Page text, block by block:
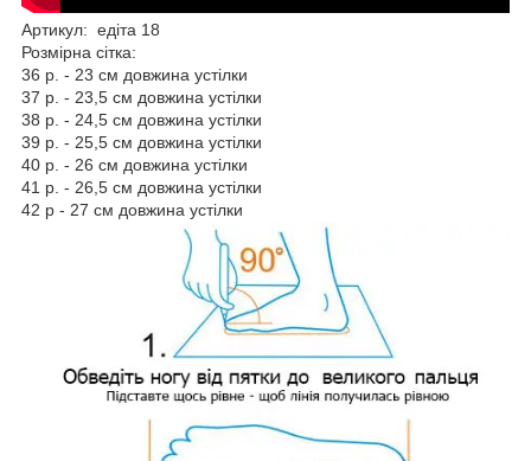
Артикул: едіта 18
Розмірна сітка:
36 р. - 23 см довжина устілки
37 р. - 23,5 см довжина устілки
38 р. - 24,5 см довжина устілки
39 р. - 25,5 см довжина устілки
40 р. - 26 см довжина устілки
41 р. - 26,5 см довжина устілки
42 р - 27 см довжина устілки